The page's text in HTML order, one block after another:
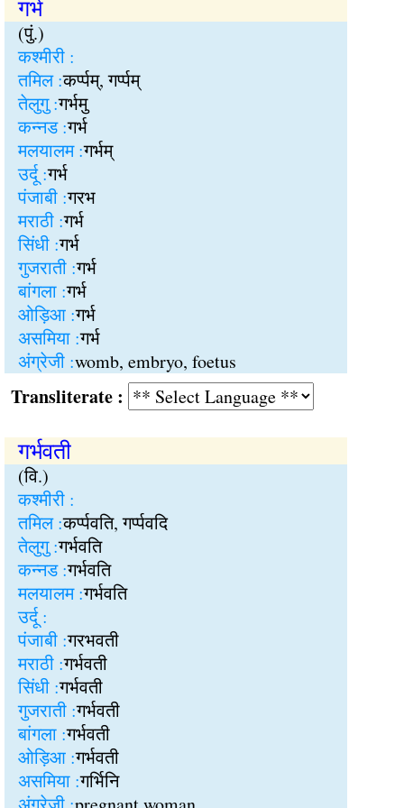
गर्भ
(पुं.)
कश्मीरी :
तमिल :कर्प्पम्, गर्प्पम्
तेलुगु :गर्भमु
कन्नड :गर्भ
मलयालम :गर्भम्
उर्दू :गर्भ
पंजाबी :गरभ
मराठी :गर्भ
सिंधी :गर्भ
गुजराती :गर्भ
बांगला :गर्भ
ओड़िआ :गर्भ
असमिया :गर्भ
अंग्रेजी :womb, embryo, foetus
:
गर्भवती
(वि.)
कश्मीरी :
तमिल :कर्प्पवति, गर्प्पवदि
तेलुगु :गर्भवति
कन्नड :गर्भवति
मलयालम :गर्भवति
उर्दू :
पंजाबी :गरभवती
मराठी :गर्भवती
सिंधी :गर्भवती
गुजराती :गर्भवती
बांगला :गर्भवती
ओड़िआ :गर्भवती
असमिया :गर्भिनि